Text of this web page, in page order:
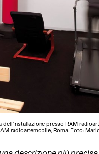
dell’installazione presso RAM
radioartemobile, Roma. Foto:
descrizione più precisa